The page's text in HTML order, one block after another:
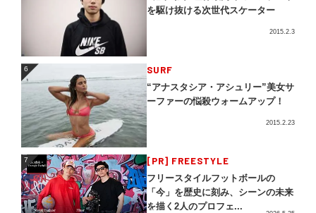
を駆け抜ける次世代スケーター
2015.2.3
6 SURF
“アナスタシア・アシュリー”美女サ
ーファーの悩殺ウォームアップ！
2015.2.23
7 [PR] FREESTYLE
フリースタイルフットボールの
「今」を歴史に刻み、シーンの未来
を描く2人のプロフェ...